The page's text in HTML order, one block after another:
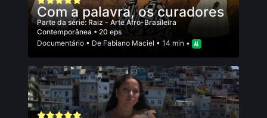
Com a palavra, os curadores
Parte da série: Raiz - Arte Afro-Brasileira
Contemporânea • 20 eps
Documentário • De Fabiano Maciel • 14 min •